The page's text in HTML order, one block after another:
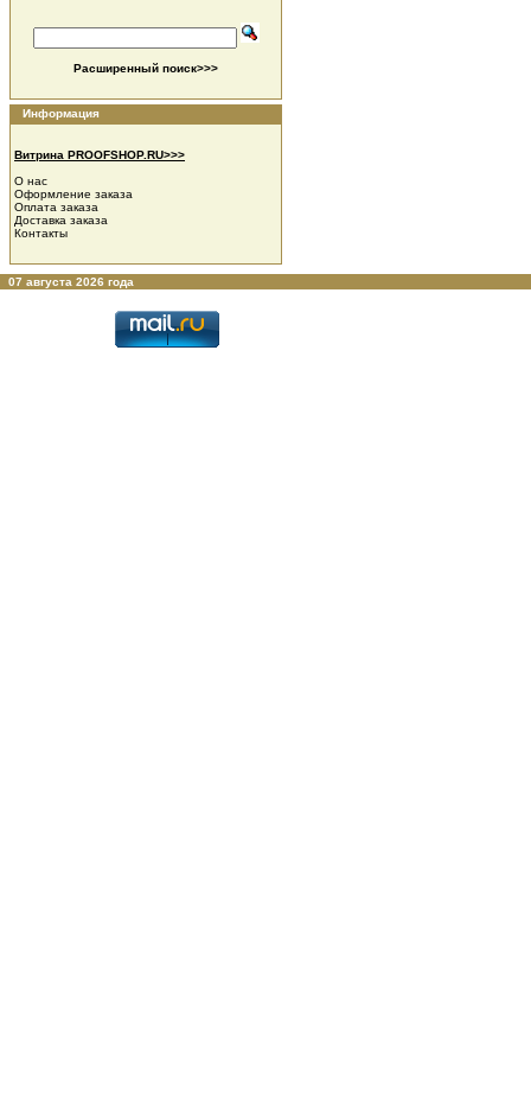
Расширенный поиск>>>
Информация
Витрина PROOFSHOP.RU>>>
О нас
Оформление заказа
Оплата заказа
Доставка заказа
Контакты
07 августа 2026 года